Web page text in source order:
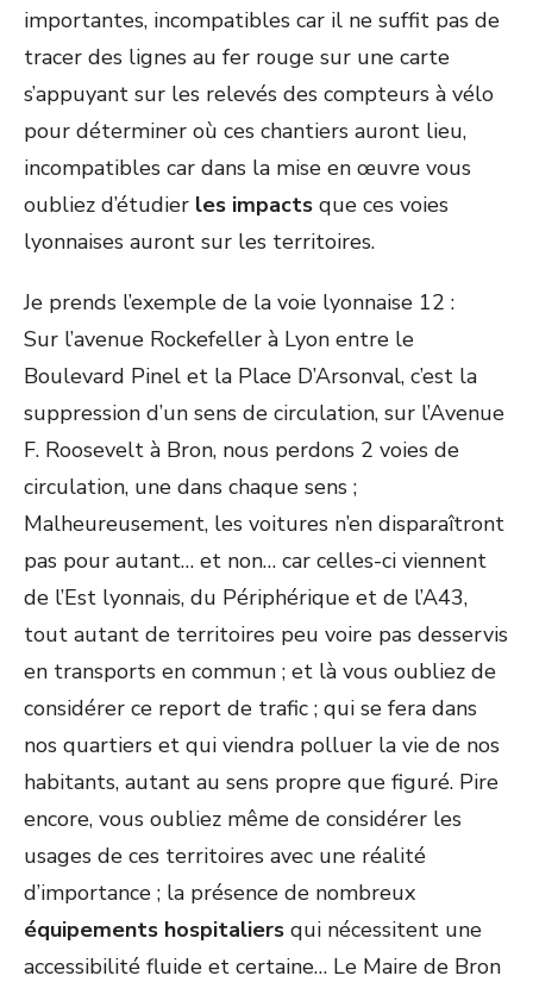
importantes, incompatibles car il ne suffit pas de
tracer des lignes au fer rouge sur une carte
s’appuyant sur les relevés des compteurs à vélo
pour déterminer où ces chantiers auront lieu,
incompatibles car dans la mise en œuvre vous
oubliez d’étudier les impacts que ces voies
lyonnaises auront sur les territoires.
Je prends l’exemple de la voie lyonnaise 12 :
Sur l’avenue Rockefeller à Lyon entre le
Boulevard Pinel et la Place D’Arsonval, c’est la
suppression d’un sens de circulation, sur l’Avenue
F. Roosevelt à Bron, nous perdons 2 voies de
circulation, une dans chaque sens ;
Malheureusement, les voitures n’en disparaîtront
pas pour autant… et non… car celles-ci viennent
de l’Est lyonnais, du Périphérique et de l’A43,
tout autant de territoires peu voire pas desservis
en transports en commun ; et là vous oubliez de
considérer ce report de trafic ; qui se fera dans
nos quartiers et qui viendra polluer la vie de nos
habitants, autant au sens propre que figuré. Pire
encore, vous oubliez même de considérer les
usages de ces territoires avec une réalité
d’importance ; la présence de nombreux
équipements hospitaliers qui nécessitent une
accessibilité fluide et certaine… Le Maire de Bron